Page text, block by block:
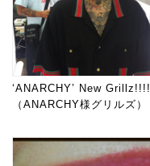
‘ANARCHY’ New Grillz!!!!
（ANARCHY様グリルズ）